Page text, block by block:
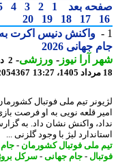
بعد
1
2
3
4
5
6
17
18
19
20
واکنش دنیس اکرت به
جهانی 2026
آرا نیوز-ورزشی-
2
82054367
تیم ملی فوتبال کشورمان
واکنش نشان داد. به گزارش
لیژ با وجود گلزنی ...
ملی فوتبال کشورمان -جام جهانی
-جام جهانی-سرکل بروژ